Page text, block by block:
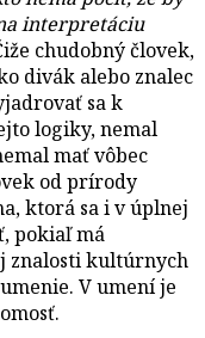
interpretáciu
chudobný človek,
divák alebo znalec
sa k
logiky, nemal
mať vôbec
od prírody
ktorá sa i v úplnej
pokiaľ má
znalosti kultúrnych
V umení je